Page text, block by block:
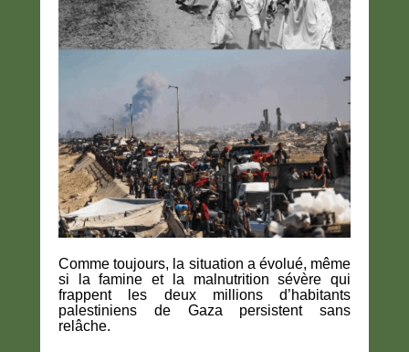
Comme toujours, la situation a évolué, même
si la famine et la malnutrition sévère qui
frappent les deux millions d’habitants
palestiniens de Gaza persistent sans
relâche.